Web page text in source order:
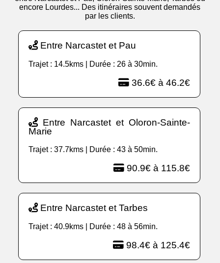
encore Lourdes... Des itinéraires souvent demandés
par les clients.
Entre Narcastet et Pau
Trajet : 14.5kms | Durée : 26 à 30min.
36.6€ à 46.2€
Entre Narcastet et Oloron-Sainte-
Marie
Trajet : 37.7kms | Durée : 43 à 50min.
90.9€ à 115.8€
Entre Narcastet et Tarbes
Trajet : 40.9kms | Durée : 48 à 56min.
98.4€ à 125.4€